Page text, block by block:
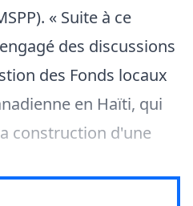
« Suite à ce
des discussions
des Fonds locaux
en Haïti, qui
construction d'une